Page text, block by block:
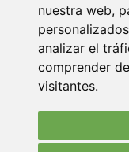
nuestra web,
analizar el
comprender
visitantes.
Email: